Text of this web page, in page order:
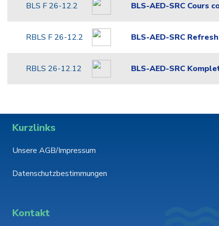
BLS F 26-12.2 BLS-AED-SRC Cours
RBLS F 26-12.2 BLS-AED-SRC
RBLS 26-12.12 BLS-AED-SRC
Kontakt
Kurzlinks
Unsere AGB/Impressum
Datenschutzbestimmungen